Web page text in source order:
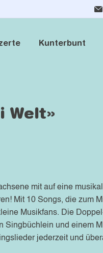
Kunterbunt
Welt»
mit auf eine
Mit 10 Songs, die zum
Musikfans. Die
Singbüchlein und einem
jederzeit und